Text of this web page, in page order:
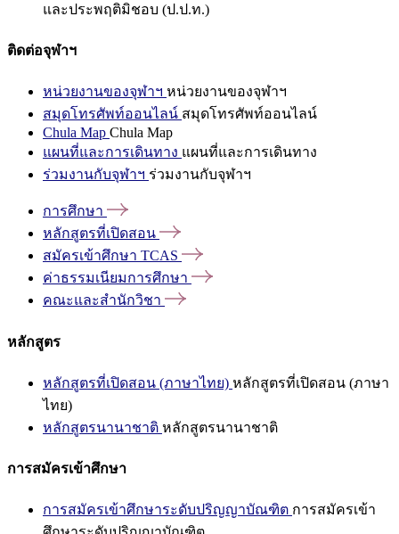
และประพฤติมิชอบ (ป.ป.ท.)
ติดต่อจุฬาฯ
หน่วยงานของจุฬาฯ หน่วยงานของจุฬาฯ
สมุดโทรศัพท์ออนไลน์ สมุดโทรศัพท์ออนไลน์
Chula Map Chula Map
แผนที่และการเดินทาง แผนที่และการเดินทาง
ร่วมงานกับจุฬาฯ ร่วมงานกับจุฬาฯ
การศึกษา
หลักสูตรที่เปิดสอน
สมัครเข้าศึกษา TCAS
ค่าธรรมเนียมการศึกษา
คณะและสำนักวิชา
หลักสูตร
หลักสูตรที่เปิดสอน (ภาษาไทย) หลักสูตรที่เปิดสอน (ภาษา
ไทย)
หลักสูตรนานาชาติ หลักสูตรนานาชาติ
การสมัครเข้าศึกษา
การสมัครเข้าศึกษาระดับปริญญาบัณฑิต การสมัครเข้า